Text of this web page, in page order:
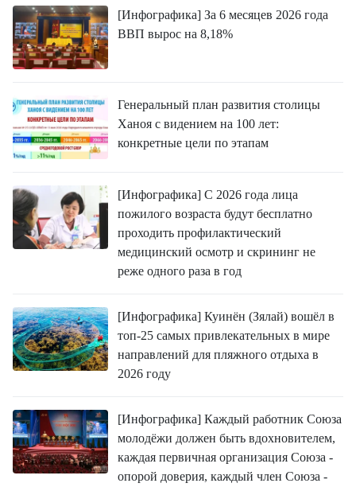
[Инфографика] За 6 месяцев 2026 года
ВВП вырос на 8,18%
Генеральный план развития столицы
Ханоя с видением на 100 лет:
конкретные цели по этапам
[Инфографика] С 2026 года лица
пожилого возраста будут бесплатно
проходить профилактический
медицинский осмотр и скрининг не
реже одного раза в год
[Инфографика] Куинён (Зялай) вошёл в
топ-25 самых привлекательных в мире
направлений для пляжного отдыха в
2026 году
[Инфографика] Каждый работник Союза
молодёжи должен быть вдохновителем,
каждая первичная организация Союза -
опорой доверия, каждый член Союза -